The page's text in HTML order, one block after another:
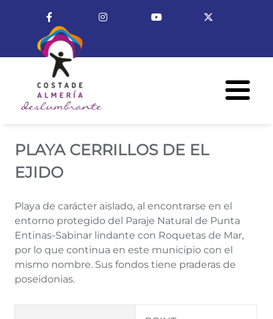
Enlace a FacebookEnlace a InstagramEnlace a Youtube
PLAYA CERRILLOS DE EL
EJIDO
Playa de carácter aislado, al encontrarse en el
entorno protegido del Paraje Natural de Punta
Entinas-Sabinar lindante con Roquetas de Mar,
por lo que continua en este municipio con el
mismo nombre. Sus fondos tiene praderas de
poseidonias.